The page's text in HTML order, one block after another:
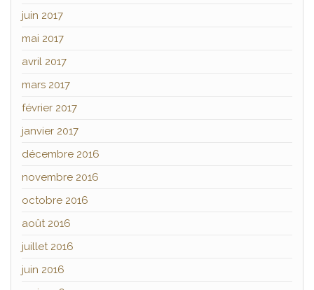
juin 2017
mai 2017
avril 2017
mars 2017
février 2017
janvier 2017
décembre 2016
novembre 2016
octobre 2016
août 2016
juillet 2016
juin 2016